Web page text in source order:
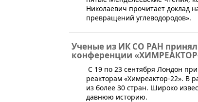
Николаевич прочитает доклад
превращений углеводородов».
Ученые из ИК СО РАН
конференции
С 19 по 23 сентября Лондон
реакторам «Химреактор-22». В
из более 30 стран. Широко
давнюю историю.